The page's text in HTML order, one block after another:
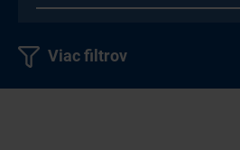
Viac filtrov